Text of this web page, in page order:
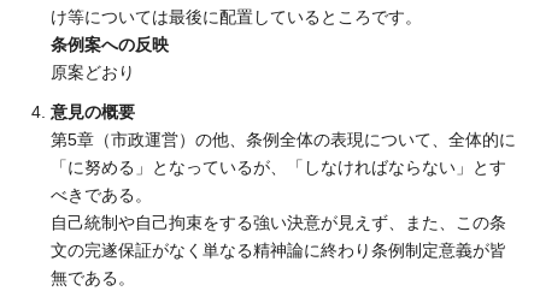
け等については最後に配置しているところです。
条例案への反映
原案どおり
意見の概要
第5章（市政運営）の他、条例全体の表現について、全体的に
「に努める」となっているが、「しなければならない」とす
べきである。
自己統制や自己拘束をする強い決意が見えず、また、この条
文の完遂保証がなく単なる精神論に終わり条例制定意義が皆
無である。